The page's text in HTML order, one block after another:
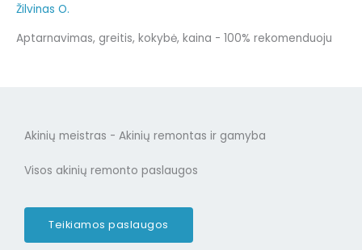
Žilvinas O.
Aptarnavimas, greitis, kokybė, kaina - 100% rekomenduoju
Akinių meistras - Akinių remontas ir gamyba
Visos akinių remonto paslaugos
Teikiamos paslaugos